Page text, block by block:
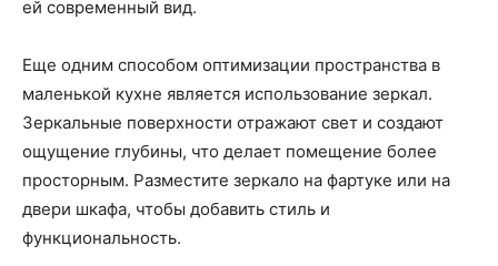
ей современный вид.
Еще одним способом оптимизации пространства в
маленькой кухне является использование зеркал.
Зеркальные поверхности отражают свет и создают
ощущение глубины, что делает помещение более
просторным. Разместите зеркало на фартуке или на
двери шкафа, чтобы добавить стиль и
функциональность.